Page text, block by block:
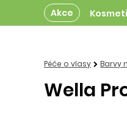
Akce
Péče o vlasy Barvy
Wella